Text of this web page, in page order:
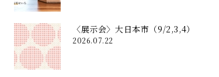
〈展示会〉大日本市（9/2,3,4）
2026.07.22